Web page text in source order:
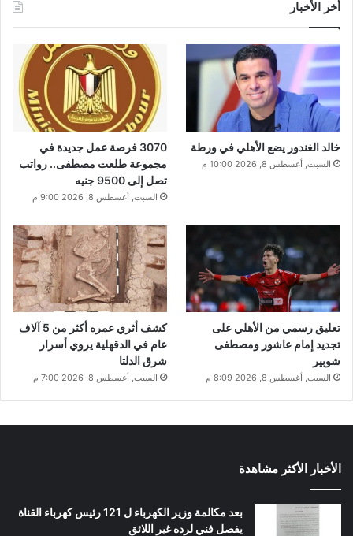
أخر الأخبار
خالد الغندور يضع الأهلي في ورطة
السبت, أغسطس 8, 2026 10:00 م
3070 فرصة عمل جديدة في
مجموعة طلعت مصطفى.. رواتب
تصل إلى 9500 جنيه
السبت, أغسطس 8, 2026 9:00 م
تعليق رسمي من الأهلي على
تجديد إمام عاشور ومصطفى
شوبير
السبت, أغسطس 8, 2026 8:09 م
كشف أثري عمره أكثر من 5 آلاف
عام في الدقهلية يروي أسرار
شرق الدلتا
السبت, أغسطس 8, 2026 7:00 م
الأخبار الأكثر مشاهدة
بعد مكالمة وزير الكهرباء ل 121 رئيس كهرباء القناة
يفصل فني لرده غير اللائق